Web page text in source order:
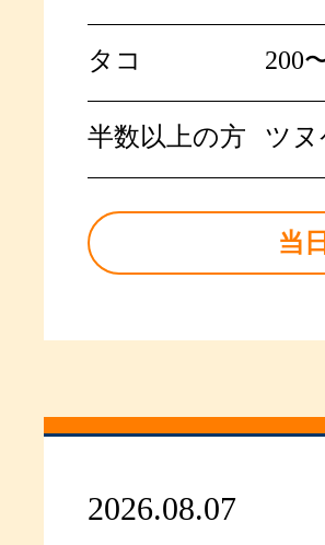
タコ 200
半数以上の方 ツヌ
当
2026.08.07